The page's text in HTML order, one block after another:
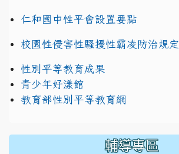
仁和國中性平會設置要點
校園性侵害性騷擾性霸凌防治規定
性別平等教育成果
青少年好漾館
教育部性別平等教育網
輔導專區